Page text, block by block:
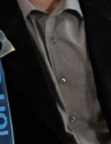
沪深300